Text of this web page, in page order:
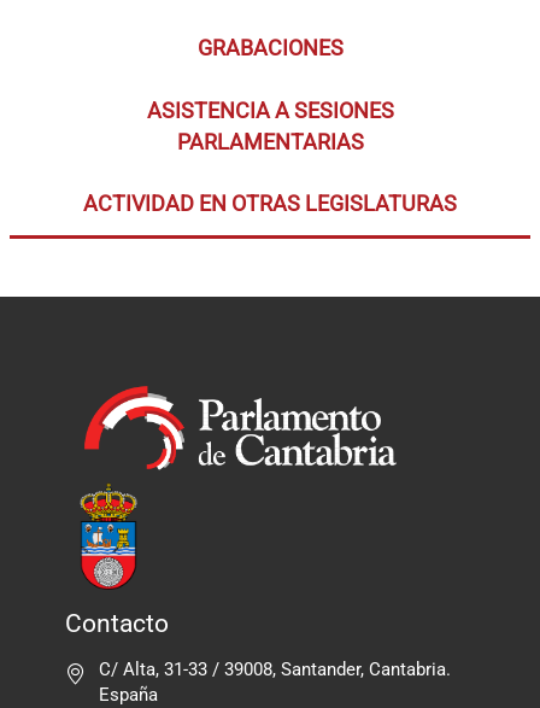
GRABACIONES
ASISTENCIA A SESIONES
PARLAMENTARIAS
ACTIVIDAD EN OTRAS LEGISLATURAS
Contacto
C/ Alta, 31-33 / 39008, Santander, Cantabria.
España